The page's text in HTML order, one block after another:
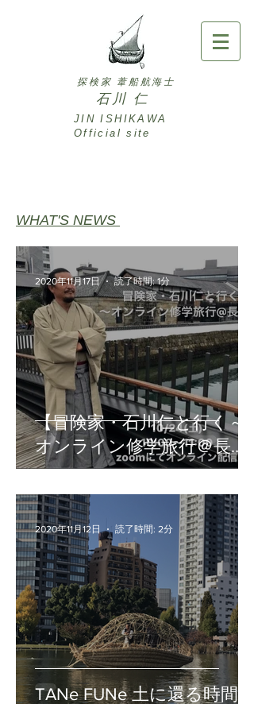
探検家 葦船航海士
石川 仁
JIN ISHIKAWA ​
Official site
WHAT'S NEWS
【冒険家・石川仁と行く～
オンライン修学旅行＠長崎
～】
2020年11月17日 読了時間: 1分
TANe FUNe 土に還る時間
2020年11月12日 読了時間: 2分